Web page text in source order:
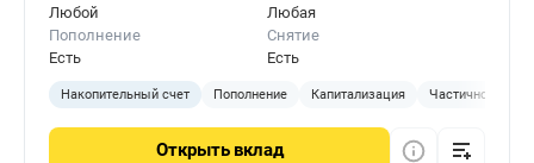
Любой
Любая
Пополнение
Есть
Снятие
Есть
Накопительный счет Пополнение Капитализация Частичное
Открыть вклад